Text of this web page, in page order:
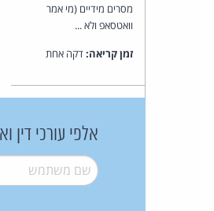
מסרים מידיים (מי אמר
וואטסאפ ולא ...
זמן קריאה:דקה אחת
אלפי עורכי
שם משתמש*